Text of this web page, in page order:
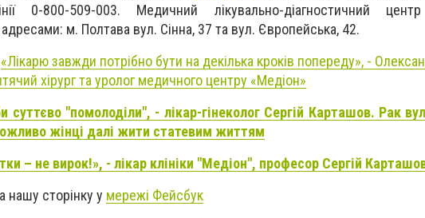
0-800-509-003. Медичний лікувально-діагностичний
м. Полтава вул. Сінна, 37 та вул. Європейська, 42.
«Лікарю завжди потрібно бути на декілька кроків попереду», -
хірург та уролог медичного центру «Медіон»
суттєво "помолоділи", - лікар-гінеколог Сергій Карташов. Рак
жінці далі жити статевим життям
– не вирок!», - лікар клініки "Медіон", професор Сергій
нашу сторінку у мережі Фейсбук